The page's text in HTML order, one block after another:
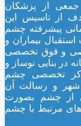
در سال ۱۳۸۰ توسط جمعی از پزشکان
از تاسیس این
پیشرفته چشم
بیماران و
و فوق تخصصی
در بنایی نوساز و
گردید. مرکز تخصصی چشم
شهر و رسالت آن
از چشم بصورت
مرتبط با چشم